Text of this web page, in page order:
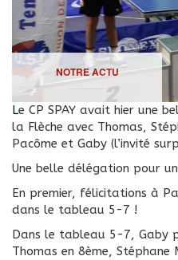
NOTRE ACTU
Le CP SPAY avait hier une belle délégation au Tournoi de
la Flèche avec Thomas,
Pacôme et Gaby (l’invité
Une belle délégation pour
En premier, félicitations à
dans le tableau 5-7 !
Dans le tableau 5-7, Gaby
Thomas en 8ème,